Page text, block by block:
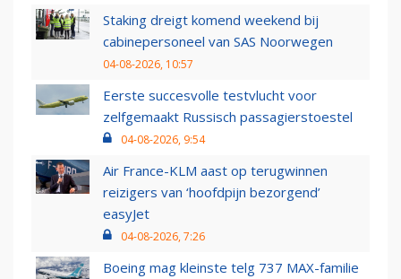
Staking dreigt komend weekend bij
cabinepersoneel van SAS Noorwegen
04-08-2026, 10:57
Eerste succesvolle testvlucht voor
zelfgemaakt Russisch passagierstoestel
04-08-2026, 9:54
Air France-KLM aast op terugwinnen
reizigers van ‘hoofdpijn bezorgend’
easyJet
04-08-2026, 7:26
Boeing mag kleinste telg 737 MAX-familie